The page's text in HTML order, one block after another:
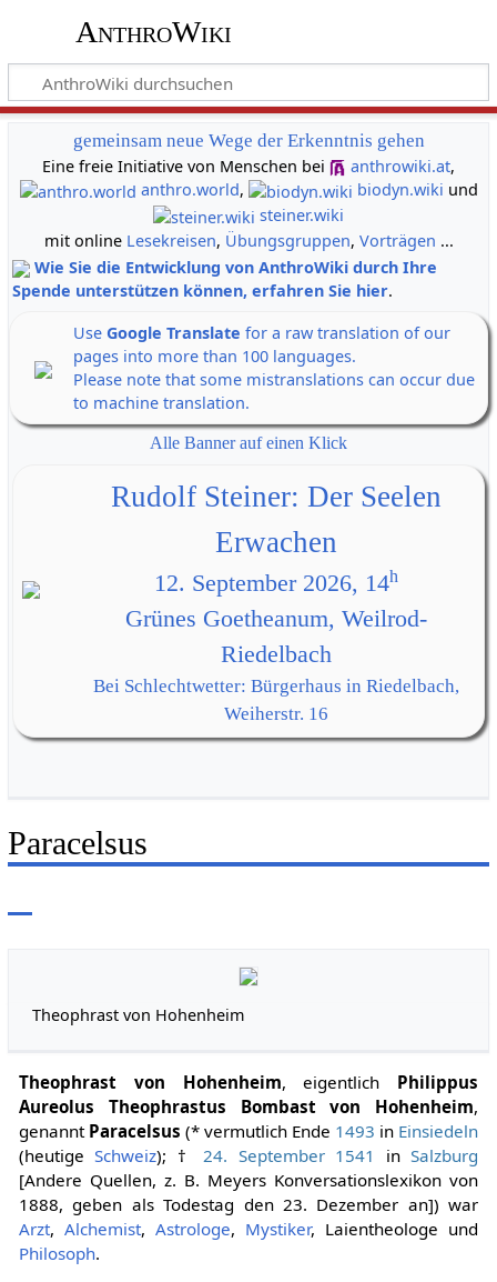
AnthroWiki
gemeinsam neue Wege der Erkenntnis gehen
Eine freie Initiative von Menschen bei
anthrowiki.at,
anthro.world, biodyn.wiki und
steiner.wiki
mit online Lesekreisen, Übungsgruppen, Vorträgen ...
Wie Sie die Entwicklung von AnthroWiki durch Ihre
Spende unterstützen können, erfahren Sie hier.
Use Google Translate for a raw translation of our
pages into more than 100 languages.
Please note that some mistranslations can occur due
to machine translation.
Alle Banner auf einen Klick
Rudolf Steiner: Der Seelen
Erwachen
12. September 2026, 14h
Grünes Goetheanum, Weilrod-
Riedelbach
Bei Schlechtwetter: Bürgerhaus in Riedelbach,
Weiherstr. 16
Paracelsus
Theophrast von Hohenheim
Theophrast von Hohenheim, eigentlich Philippus
Aureolus Theophrastus Bombast von Hohenheim,
genannt Paracelsus (* vermutlich Ende 1493 in Einsiedeln
(heutigeSchweiz); † 24. September 1541 inSalzburg
[Andere Quellen, z. B. Meyers Konversationslexikon von
1888, geben als Todestag den 23. Dezember an]) war
Arzt, Alchemist, Astrologe, Mystiker, Laientheologe und
Philosoph.